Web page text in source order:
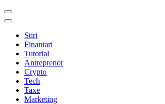
Stiri
Finantari
Tutorial
Antreprenor
Crypto
Tech
Taxe
Marketing